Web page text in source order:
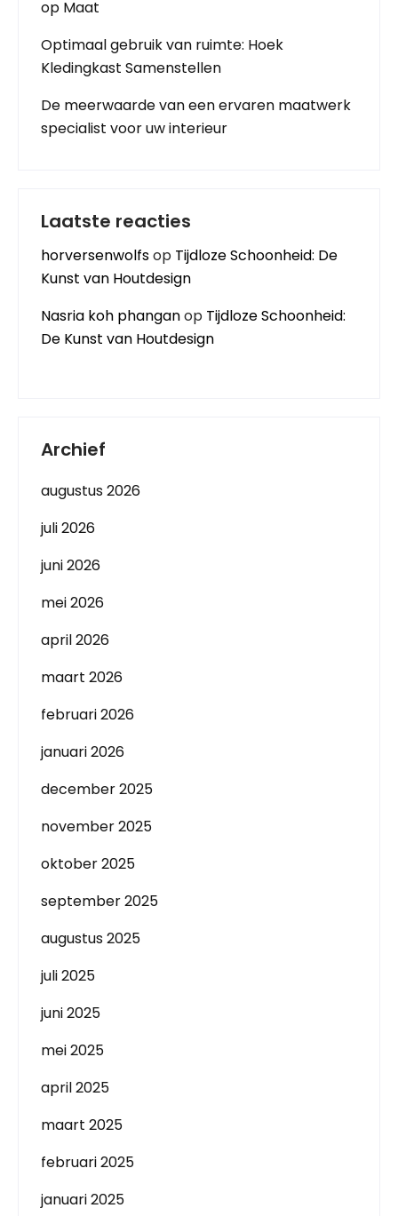
op Maat
Optimaal gebruik van ruimte: Hoek
Kledingkast Samenstellen
De meerwaarde van een ervaren maatwerk
specialist voor uw interieur
Laatste reacties
horversenwolfsop Tijdloze Schoonheid: De
Kunst van Houtdesign
Nasria koh phanganop Tijdloze Schoonheid:
De Kunst van Houtdesign
Archief
augustus 2026
juli 2026
juni 2026
mei 2026
april 2026
maart 2026
februari 2026
januari 2026
december 2025
november 2025
oktober 2025
september 2025
augustus 2025
juli 2025
juni 2025
mei 2025
april 2025
maart 2025
februari 2025
januari 2025